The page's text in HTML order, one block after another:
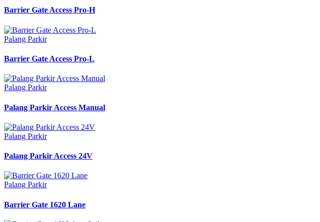
Barrier Gate Access Pro-H
Palang Parkir
Barrier Gate Access Pro-L
Palang Parkir
Palang Parkir Access Manual
Palang Parkir
Palang Parkir Access 24V
Palang Parkir
Barrier Gate 1620 Lane